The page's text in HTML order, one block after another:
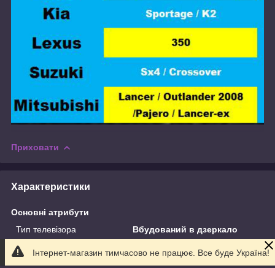
Приховати
Характеристики
Основні атрибути
Тип телевізора
Вбудований в дзеркало
Виробник
Формат екрану
4:3
Інтернет-магазин тимчасово не працює. Все буде Україна!